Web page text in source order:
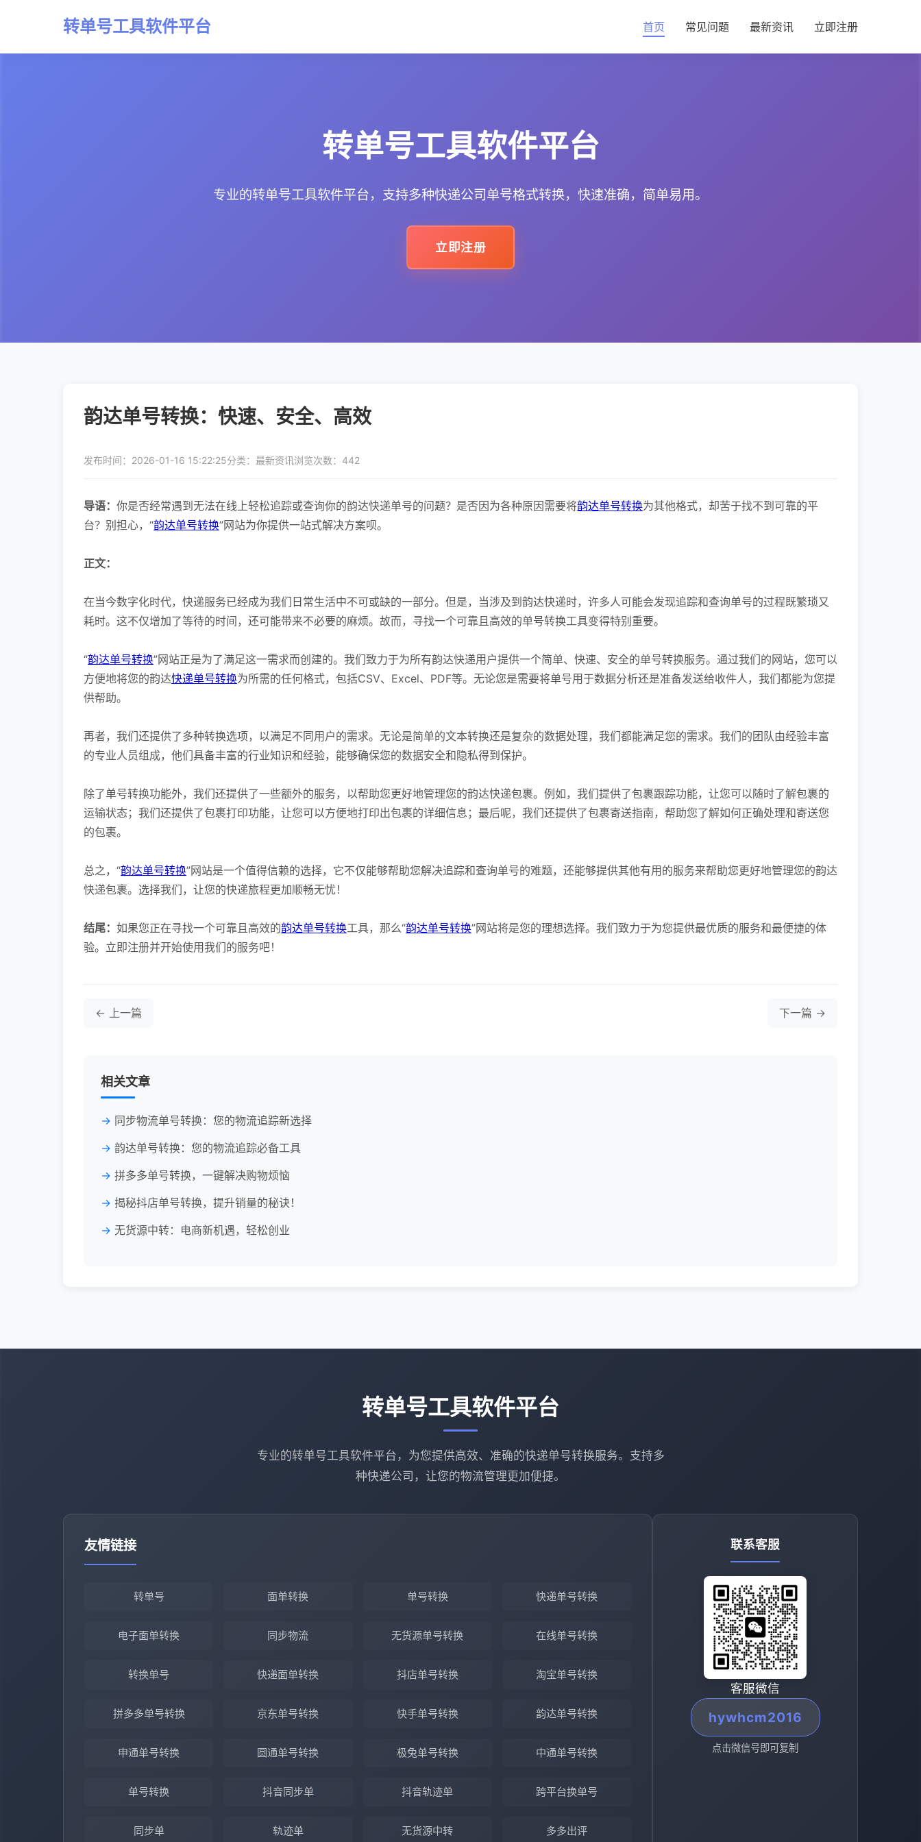
转单号工具软件平台 首页 常见问题 最新资讯 立即注册
转单号工具软件平台
专业的转单号工具软件平台，支持多种快递公司单号格式转换，快速准确，简单易用。
立即注册
韵达单号转换：快速、安全、高效
发布时间：2026-01-16 15:22:25分类：最新资讯浏览次数：442
导语： 你是否经常遇到无法在线上轻松追踪或查询你的韵达快递单号的问题？是否因为各种原因需要将韵达单号转换为其他格式，却苦于找不到可靠的平
台？别担心，“韵达单号转换”网站为你提供一站式解决方案呗。
正文：
在当今数字化时代，快递服务已经成为我们日常生活中不可或缺的一部分。但是，当涉及到韵达快递时，许多人可能会发现追踪和查询单号的过程既繁琐又
耗时。这不仅增加了等待的时间，还可能带来不必要的麻烦。故而，寻找一个可靠且高效的单号转换工具变得特别重要。
“韵达单号转换”网站正是为了满足这一需求而创建的。我们致力于为所有韵达快递用户提供一个简单、快速、安全的单号转换服务。通过我们的网站，您可以
方便地将您的韵达快递单号转换为所需的任何格式，包括CSV、Excel、PDF等。无论您是需要将单号用于数据分析还是准备发送给收件人，我们都能为您提
供帮助。
再者，我们还提供了多种转换选项，以满足不同用户的需求。无论是简单的文本转换还是复杂的数据处理，我们都能满足您的需求。我们的团队由经验丰富
的专业人员组成，他们具备丰富的行业知识和经验，能够确保您的数据安全和隐私得到保护。
除了单号转换功能外，我们还提供了一些额外的服务，以帮助您更好地管理您的韵达快递包裹。例如，我们提供了包裹跟踪功能，让您可以随时了解包裹的
运输状态；我们还提供了包裹打印功能，让您可以方便地打印出包裹的详细信息；最后呢，我们还提供了包裹寄送指南，帮助您了解如何正确处理和寄送您
的包裹。
总之，“韵达单号转换”网站是一个值得信赖的选择，它不仅能够帮助您解决追踪和查询单号的难题，还能够提供其他有用的服务来帮助您更好地管理您的韵达
快递包裹。选择我们，让您的快递旅程更加顺畅无忧！
结尾： 如果您正在寻找一个可靠且高效的韵达单号转换工具，那么“韵达单号转换”网站将是您的理想选择。我们致力于为您提供最优质的服务和最便捷的体
验。立即注册并开始使用我们的服务吧！
← 上一篇 下一篇 →
相关文章
同步物流单号转换：您的物流追踪新选择
韵达单号转换：您的物流追踪必备工具
拼多多单号转换，一键解决购物烦恼
揭秘抖店单号转换，提升销量的秘诀！
无货源中转：电商新机遇，轻松创业
转单号工具软件平台
专业的转单号工具软件平台，为您提供高效、准确的快递单号转换服务。支持多
种快递公司，让您的物流管理更加便捷。
友情链接
转单号 面单转换 单号转换 快递单号转换
电子面单转换 同步物流 无货源单号转换 在线单号转换
转换单号 快递面单转换 抖店单号转换 淘宝单号转换
拼多多单号转换 京东单号转换 快手单号转换 韵达单号转换
申通单号转换 圆通单号转换 极兔单号转换 中通单号转换
单号转换 抖音同步单 抖音轨迹单 跨平台换单号
同步单 轨迹单 无货源中转 多多出评
联系客服
客服微信
hywhcm2016
点击微信号即可复制